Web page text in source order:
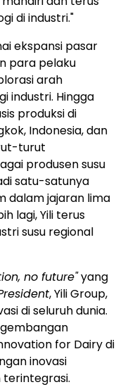
di industri."
ekspansi pasar
para pelaku
arah
industri. Hingga
produksi di
Indonesia, dan
turut
produsen susu
satu-satunya
dalam jajaran lima
lagi, Yili terus
susu regional
no future"yang
, Yili Group,
di seluruh dunia.
for Dairy di
inovasi